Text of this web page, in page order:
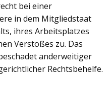
bei einer
in dem Mitgliedstaat
ihres Arbeitsplatzes
Verstoßes zu. Das
anderweitiger
Rechtsbehelfe.